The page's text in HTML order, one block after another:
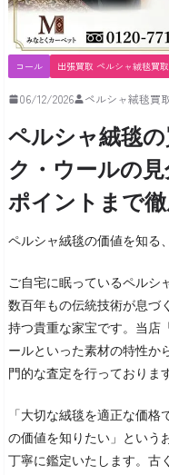
コール 出張買取 ペルシャ絨毯買
06/12/2026 ペルシャ絨毯買
ペルシャ絨毯
ク・ウールの
ポイントまで
ペルシャ絨毯の価値を知る
ご自宅に眠っているペルシ
数百年もの伝統技術が息づ
持つ貴重な家宝です。当店
ールといった素材の特性か
門的な査定を行っております
「大切な絨毯を適正な価
の価値を知りたい」という
丁寧に鑑定いたします。古